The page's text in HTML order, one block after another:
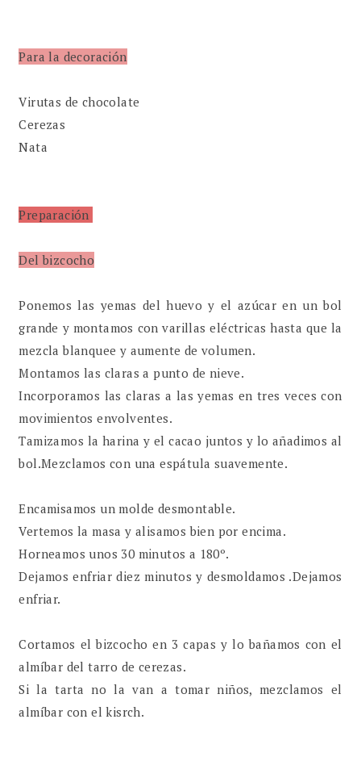
Para la decoración
Virutas de chocolate
Cerezas
Nata
Preparación
Del bizcocho
Ponemos las yemas del huevo y el azúcar en un bol
grande y montamos con varillas eléctricas hasta que la
mezcla blanquee y aumente de volumen.
Montamos las claras a punto de nieve.
Incorporamos las claras a las yemas en tres veces con
movimientos envolventes.
Tamizamos la harina y el cacao juntos y lo añadimos al
bol.Mezclamos con una espátula suavemente.
Encamisamos un molde desmontable.
Vertemos la masa y alisamos bien por encima.
Horneamos unos 30 minutos a 180º.
Dejamos enfriar diez minutos y desmoldamos .Dejamos
enfriar.
Cortamos el bizcocho en 3 capas y lo bañamos con el
almíbar del tarro de cerezas.
Si la tarta no la van a tomar niños, mezclamos el
almíbar con el kisrch.